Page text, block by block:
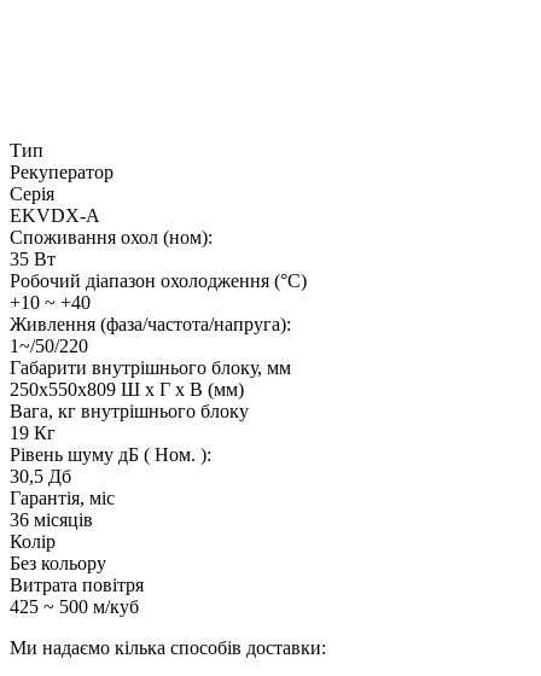
Тип
Рекуператор
Серія
EKVDX-A
Споживання охол (ном):
35 Вт
Робочий діапазон охолодження (°C)
+10 ~ +40
Живлення (фаза/частота/напруга):
1~/50/220
Габарити внутрішнього блоку, мм
250х550х809 Ш x Г x В (мм)
Вага, кг внутрішнього блоку
19 Кг
Рівень шуму дБ ( Ном. ):
30,5 Дб
Гарантія, міс
36 місяців
Колір
Без кольору
Витрата повітря
425 ~ 500 м/куб
Ми надаємо кілька способів доставки: